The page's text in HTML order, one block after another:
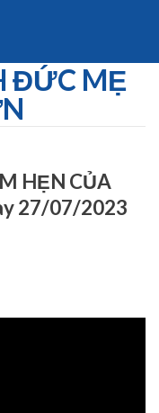
ĐỨC MẸ
HẸN CỦA
27/07/2023